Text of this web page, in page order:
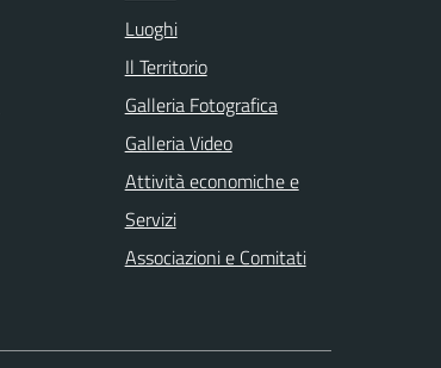
Luoghi
Il Territorio
Galleria Fotografica
Galleria Video
Attività economiche e
Servizi
Associazioni e Comitati